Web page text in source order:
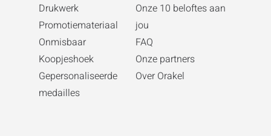
Drukwerk
Promotiemateriaal
Onmisbaar
Koopjeshoek
Gepersonaliseerde
medailles
Onze 10 beloftes aan
jou
FAQ
Onze partners
Over Orakel